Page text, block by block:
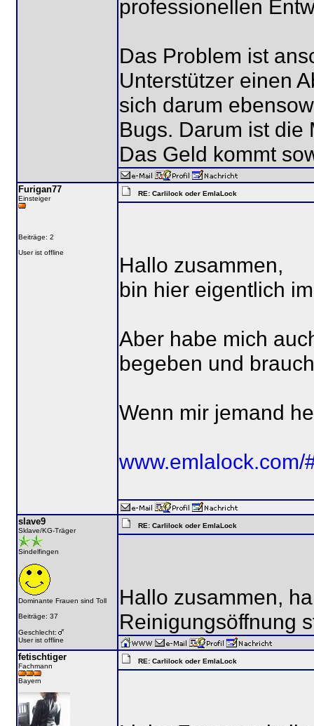
professionellen
Das Problem ist
Unterstützer einen
sich darum
Bugs. Darum ist die
Das Geld kommt
Furigan77
Einsteiger
Beiträge: 2
User ist offline
RE: Carlilock oder EmlaLock
Hallo zusammen,
bin hier eigentlich
Aber habe mich
begeben und
Wenn mir jemand
www.emlalock.com/
slave9
Sklave/KG-Träger
Sindelfingen
Dominante Frauen sind Toll
Beiträge: 37
Geschlecht:
User ist offline
RE: Carlilock oder EmlaLock
Hallo zusammen,
Reinigungsöffnung
fetischtiger
Fachmann
Bayern
RE: Carlilock oder EmlaLock